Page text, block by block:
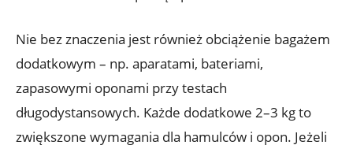
Nie bez znaczenia jest również obciążenie bagażem
dodatkowym – np. aparatami, bateriami,
zapasowymi oponami przy testach
długodystansowych. Każde dodatkowe 2–3 kg to
zwiększone wymagania dla hamulców i opon. Jeżeli